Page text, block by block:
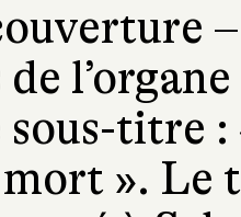
de
sous-titre
mort ». Le